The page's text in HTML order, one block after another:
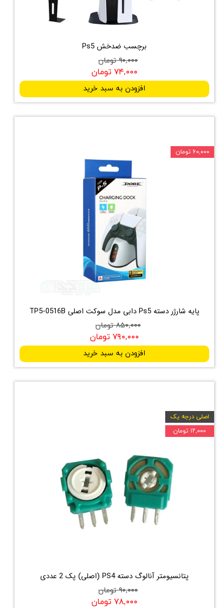
برچسب ضدخش Ps5
۹۰,۰۰۰ تومان
۷۴,۰۰۰ تومان
افزودن به سبد خرید
پایه شارژر دسته Ps5 دابی مدل سوکت اصلی TP5-0516B
۸۵۰,۰۰۰ تومان
۷۹۰,۰۰۰ تومان
افزودن به سبد خرید
۶۰,۰۰۰ تومان
پتانسیومتر آنالوگ دسته‌ PS4 (اصلی) پک 2 عددی
۹۰,۰۰۰ تومان
۷۸,۰۰۰ تومان
اصلی درجه یک
۱۲,۰۰۰ تومان